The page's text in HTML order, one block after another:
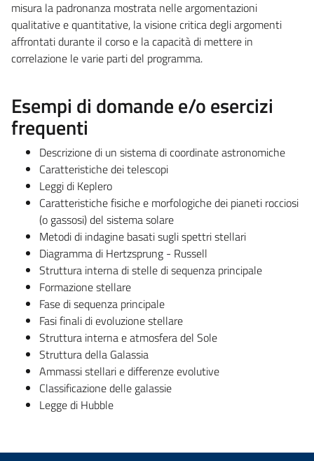
misura la padronanza mostrata nelle argomentazioni
qualitative e quantitative, la visione critica degli argomenti
affrontati durante il corso e la capacità di mettere in
correlazione le varie parti del programma.
Esempi di domande e/o esercizi
frequenti
Descrizione di un sistema di coordinate astronomiche
Caratteristiche dei telescopi
Leggi di Keplero
Caratteristiche fisiche e morfologiche dei pianeti rocciosi
(o gassosi) del sistema solare
Metodi di indagine basati sugli spettri stellari
Diagramma di Hertzsprung - Russell
Struttura interna di stelle di sequenza principale
Formazione stellare
Fase di sequenza principale
Fasi finali di evoluzione stellare
Struttura interna e atmosfera del Sole
Struttura della Galassia
Ammassi stellari e differenze evolutive
Classificazione delle galassie
Legge di Hubble